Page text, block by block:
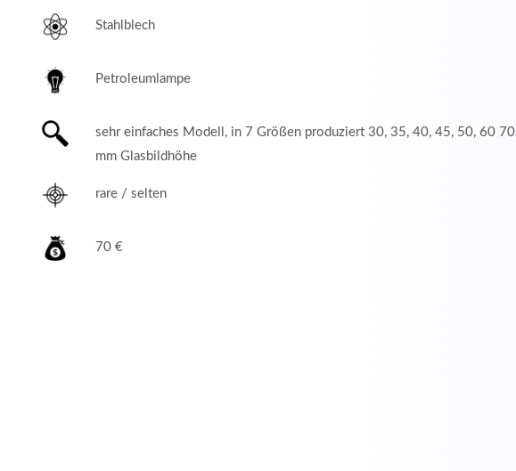
Stahlblech
Petroleumlampe
sehr einfaches Modell, in 7 Größen produziert 30, 35, 40, 45, 50, 60 70
mm Glasbildhöhe
rare / selten
70 €